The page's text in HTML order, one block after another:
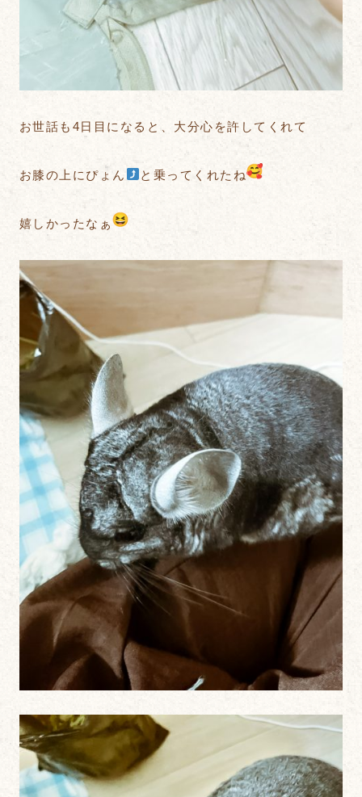
お世話も4日目になると、大分心を許してくれて
お膝の上にぴょん と乗ってくれたね
嬉しかったなぁ